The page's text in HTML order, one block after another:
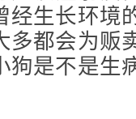
经生长环境
多都会为贩
狗是不是生